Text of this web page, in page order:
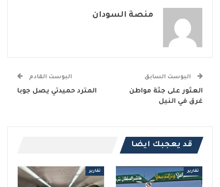
منصة السودان
البوست السابق
العثور على جثة مواطن
غرق في النيل
البوست القادم
المترد حميدتي يصل جوبا
قد يعجبك ايضا
تقارير تقارير